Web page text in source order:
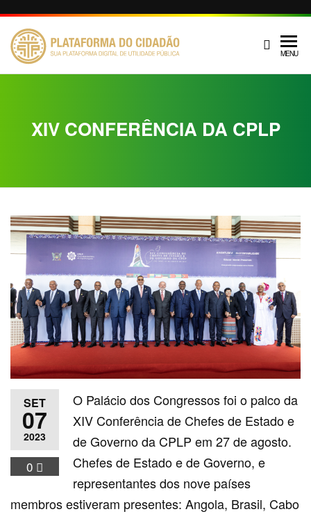
DO
MENU
XIV CONFERÊNCIA DA CPLP
SET
07
2023
0
O Palácio dos Congressos foi o palco da
XIV Conferência de Chefes de Estado e
de Governo da CPLP em 27 de agosto.
Chefes de Estado e de Governo, e
representantes dos nove países
membros estiveram presentes: Angola, Brasil, Cabo